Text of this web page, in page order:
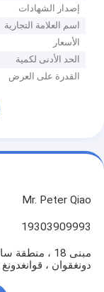
إصدار الشهادات
اسم العلامة التجارية
الأسعار
الحد الأدنى لكمية
القدرة على العرض
Mr. Peter Qiao
19303909993
مبنى 18 ،
دونغقوان ،